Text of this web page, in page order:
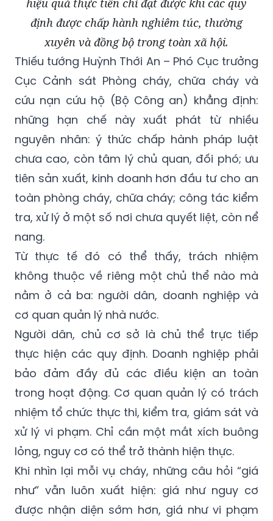
hiệu quả thực tiễn chỉ đạt được khi các quy
định được chấp hành nghiêm túc, thường
xuyên và đồng bộ trong toàn xã hội.
Thiếu tướng Huỳnh Thới An – Phó Cục trưởng
Cục Cảnh sát Phòng cháy, chữa cháy và
cứu nạn cứu hộ (Bộ Công an) khẳng định:
những hạn chế này xuất phát từ nhiều
nguyên nhân: ý thức chấp hành pháp luật
chưa cao, còn tâm lý chủ quan, đối phó; ưu
tiên sản xuất, kinh doanh hơn đầu tư cho an
toàn phòng cháy, chữa cháy; công tác kiểm
tra, xử lý ở một số nơi chưa quyết liệt, còn nể
nang.
Từ thực tế đó có thể thấy, trách nhiệm
không thuộc về riêng một chủ thể nào mà
nằm ở cả ba: người dân, doanh nghiệp và
cơ quan quản lý nhà nước.
Người dân, chủ cơ sở là chủ thể trực tiếp
thực hiện các quy định. Doanh nghiệp phải
bảo đảm đầy đủ các điều kiện an toàn
trong hoạt động. Cơ quan quản lý có trách
nhiệm tổ chức thực thi, kiểm tra, giám sát và
xử lý vi phạm. Chỉ cần một mắt xích buông
lỏng, nguy cơ có thể trở thành hiện thực.
Khi nhìn lại mỗi vụ cháy, những câu hỏi “giá
như” vẫn luôn xuất hiện: giá như nguy cơ
được nhận diện sớm hơn, giá như vi phạm